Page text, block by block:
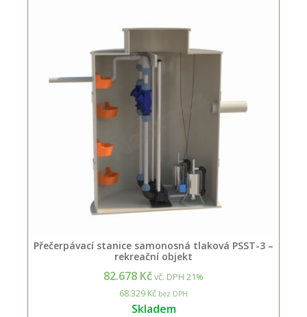
Přečerpávací stanice samonosná tlaková PSST-3 –
rekreační objekt
82.678 Kčvč. DPH 21%
68.329 Kč bez DPH
Skladem